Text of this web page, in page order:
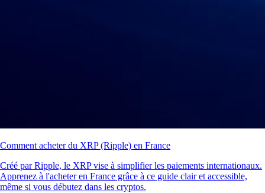
Comment acheter du XRP (Ripple) en France
Créé par Ripple, le XRP vise à simplifier les paiements internationaux.
Apprenez à l'acheter en France grâce à ce guide clair et accessible,
même si vous débutez dans les cryptos.